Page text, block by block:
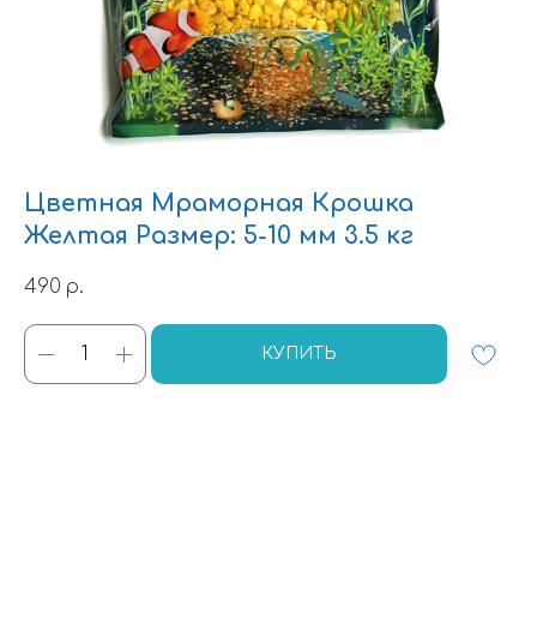
Цветная Мраморная Крошка
Желтая Размер: 5-10 мм 3.5 кг
490 р.
КУПИТЬ